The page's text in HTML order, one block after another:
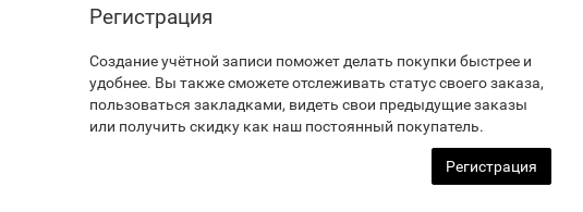
Регистрация
Создание учётной записи поможет делать покупки быстрее и
удобнее. Вы также сможете отслеживать статус своего заказа,
пользоваться закладками, видеть свои предыдущие заказы
или получить скидку как наш постоянный покупатель.
Регистрация